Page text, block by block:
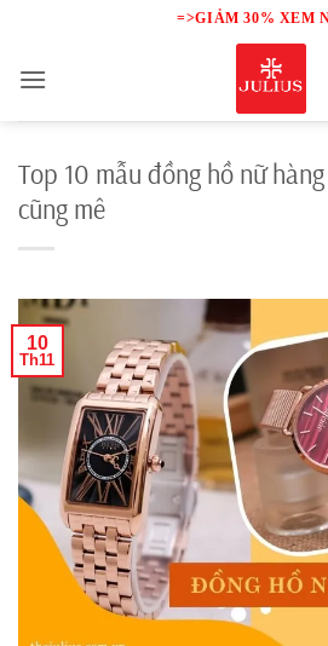
content
=>GIẢM 30% XEM
Top 10 mẫu đồng hồ nữ
cũng mê
10
Th11